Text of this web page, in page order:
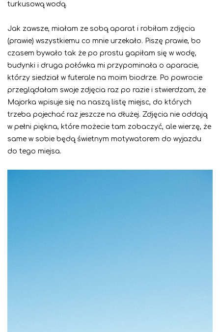
turkusową wodą.
Jak zawsze, miałam ze sobą aparat i robiłam zdjęcia
(prawie) wszystkiemu co mnie urzekało. Piszę prawie, bo
czasem bywało tak że po prostu gapiłam się w wodę,
budynki i druga połówka mi przypominała o aparacie,
którzy siedział w futerale na moim biodrze. Po powrocie
przeglądałam swoje zdjęcia raz po razie i stwierdzam, że
Majorka wpisuje się na naszą listę miejsc, do których
trzeba pojechać raz jeszcze na dłużej. Zdjęcia nie oddają
w pełni piękna, które możecie tam zobaczyć, ale wierzę, że
same w sobie będą świetnym motywatorem do wyjazdu
do tego miejsa.